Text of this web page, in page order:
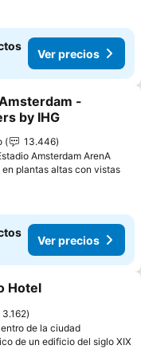
Ver precios
a favoritos
-
by IHG
13.446
Amsterdam ArenA
plantas altas con vistas
Ver precios
a favoritos
Hotel
3.162
de la ciudad
de un edificio del siglo XIX